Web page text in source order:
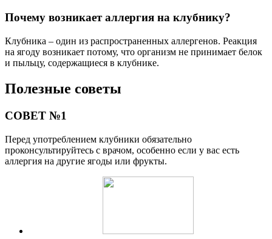
Почему возникает аллергия на клубнику?
Клубника – один из распространенных аллергенов. Реакция
на ягоду возникает потому, что организм не принимает белок
и пыльцу, содержащиеся в клубнике.
Полезные советы
СОВЕТ №1
Перед употреблением клубники обязательно
проконсультируйтесь с врачом, особенно если у вас есть
аллергия на другие ягоды или фрукты.